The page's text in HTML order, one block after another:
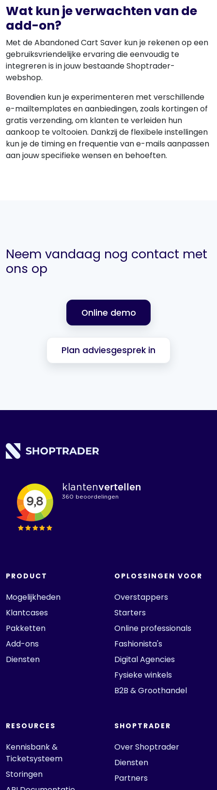
Wat kun je verwachten van de
add-on?
Met de Abandoned Cart Saver kun je rekenen op een
gebruiksvriendelijke ervaring die eenvoudig te
integreren is in jouw bestaande Shoptrader-
webshop.
Bovendien kun je experimenteren met verschillende
e-mailtemplates en aanbiedingen, zoals kortingen of
gratis verzending, om klanten te verleiden hun
aankoop te voltooien. Dankzij de flexibele instellingen
kun je de timing en frequentie van e-mails aanpassen
aan jouw specifieke wensen en behoeften.
Neem vandaag nog contact met
ons op
Online demo
Plan adviesgesprek in
PRODUCT
Mogelijkheden
Klantcases
Pakketten
Add-ons
Diensten
OPLOSSINGEN VOOR
Overstappers
Starters
Online professionals
Fashionista's
Digital Agencies
Fysieke winkels
B2B & Groothandel
RESOURCES
Kennisbank &
Ticketsysteem
Storingen
SHOPTRADER
Over Shoptrader
Diensten
Partners